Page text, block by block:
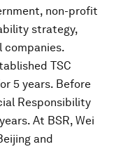
non-profit
strategy,
companies.
TSC
5 years. Before
Responsibility
At BSR, Wei
and